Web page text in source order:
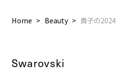
Home Beauty 貴子の
Swarovski